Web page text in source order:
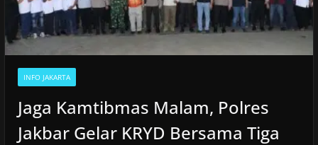
INFO JAKARTA
Jaga Kamtibmas Malam, Polres
Jakbar Gelar KRYD Bersama Tiga